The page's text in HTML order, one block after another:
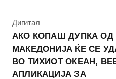
КАтегорија
Дигитал
АКО КОПАШ ДУПКА ОД
МАКЕДОНИЈА ЌЕ СЕ
ВО ТИХИОТ ОКЕАН,
АПЛИКАЦИЈА ЗА